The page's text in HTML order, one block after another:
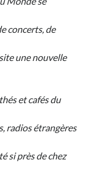
concerts, de
une nouvelle
et cafés du
radios étrangères
si près de chez